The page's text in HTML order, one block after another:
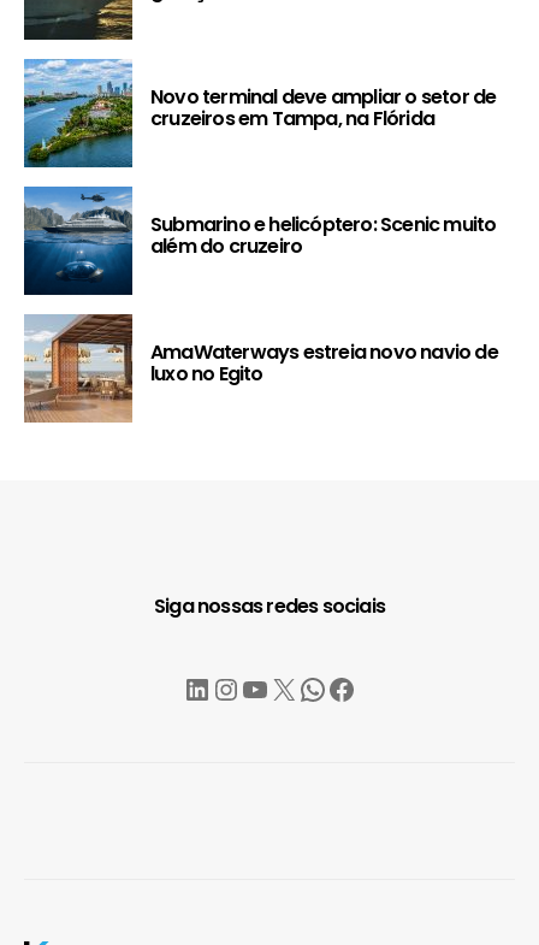
Novo terminal deve ampliar o setor de
cruzeiros em Tampa, na Flórida
Submarino e helicóptero: Scenic muito
além do cruzeiro
AmaWaterways estreia novo navio de
luxo no Egito
Siga nossas redes sociais
LinkedIn
Instagram
YouTube
X WhatsApp
Facebook